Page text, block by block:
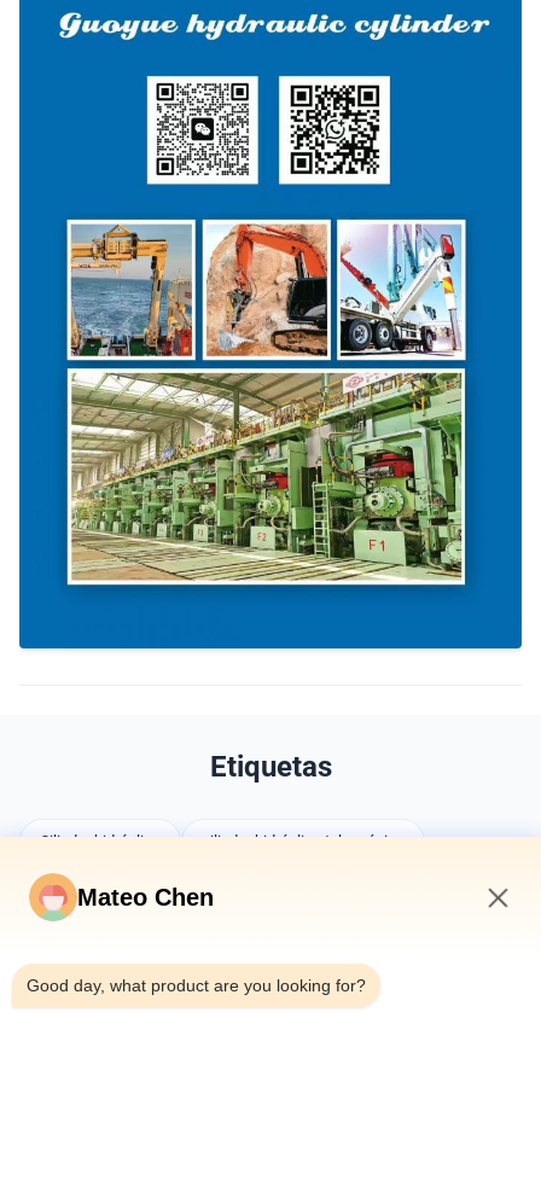
Etiquetas
Cilindro hidráulico cilindro hidráulico telescópico
cilindros personalizados
Usted puede también tener gusto
Mateo Chen
Good day, what product are you looking for?